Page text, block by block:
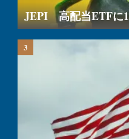
JEPI 高配当ETFに